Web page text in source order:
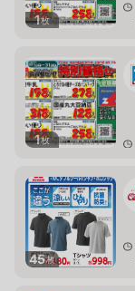
1枚
1枚
45枚